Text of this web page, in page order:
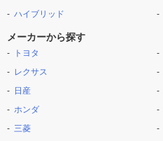
ハイブリッド
メーカーから探す
トヨタ
レクサス
日産
ホンダ
三菱